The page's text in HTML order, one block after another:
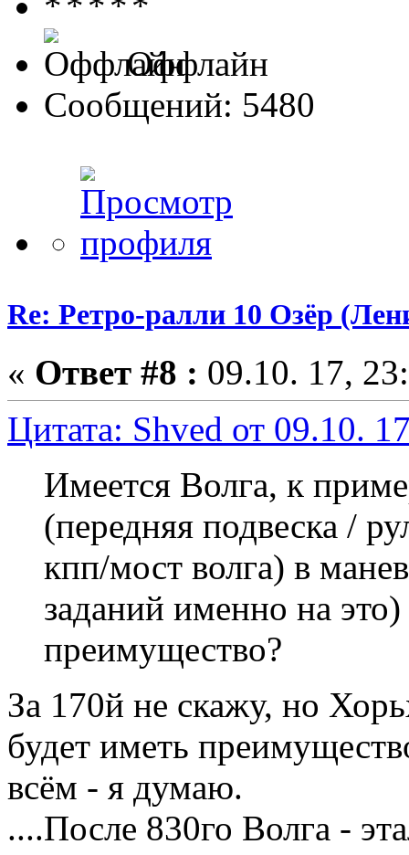
Оффлайн
Сообщений: 5480
Re: Ретро-ралли 10 Озёр
« Ответ #8 : 09.10. 17,
Цитата: Shved от 09.10.
Имеется Волга, к
(передняя подвеска /
кпп/мост волга) в
заданий именно на
преимущество?
За 170й не скажу, но
будет иметь
всём - я думаю.
....После 830го Волга -